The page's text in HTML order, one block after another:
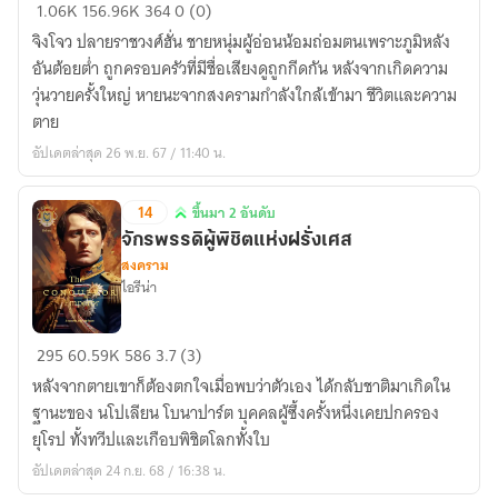
มี
ดาวเทียม
ใน
ยุค
สาม
ก๊ก
**จบ
แล้ว**
1.06K 156.96K 3640 (0)
จิงโจว ปลายราชวงศ์ฮั่น ชายหนุ่มผู้อ่อนน้อมถ่อมตนเพราะภูมิหลัง
อันต้อยต่ำ ถูกครอบครัวที่มีชื่อเสียงดูถูกกีดกัน หลังจากเกิดความ
วุ่นวายครั้งใหญ่ หายนะจากสงครามกำลังใกล้เข้ามา ชีวิตและความ
ตาย
อัปเดตล่าสุด 26 พ.ย. 67 / 11:40 น.
จักรพรรดิ
พิชิต
แห่ง
ฝรั่งเศส
14
ขึ้น
มา
ขึ้นมา 2 อันดับ
จักรพรรดิผู้พิชิตแห่งฝรั่งเศส
สงคราม
ไอรีน่า
29560.59K 5863.7 (3)
หลังจากตายเขาก็ต้องตกใจเมื่อพบว่าตัวเอง ได้กลับชาติมาเกิดใน
ฐานะของ นโปเลียน โบนาปาร์ต บุคคลผู้ซึ้งครั้งหนึ่งเคยปกครอง
ยุโรป ทั้งทวีปและเกือบพิชิตโลกทั้งใบ
อัปเดตล่าสุด 24 ก.ย. 68 / 16:38 น.